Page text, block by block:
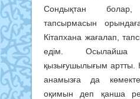
Сондықтан болар,
тапсырмасын
Кітапхана жағалап,
едім. Осылайша
қызығушылығым артты.
анамызға да
оқимын деп қанша